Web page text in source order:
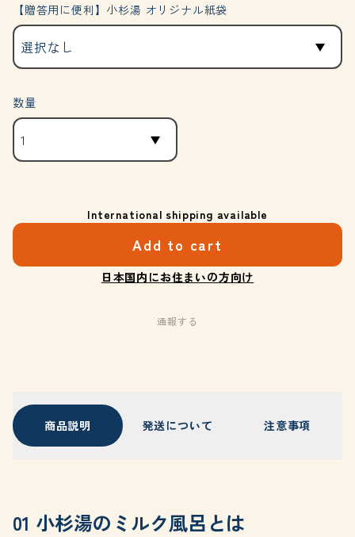
【贈答用に便利】小杉湯 オリジナル紙袋
数量
International shipping available
Add to cart
日本国内にお住まいの方向け
通報する
商品説明 発送について 注意事項
01 小杉湯のミルク風呂とは